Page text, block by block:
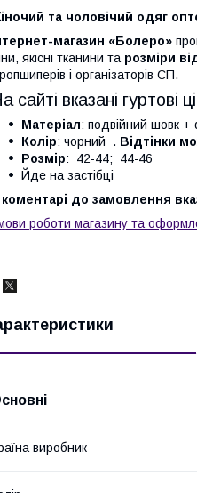
та чоловічий одяг
магазин «Болеро»
якісні тканини та розміри
і організаторів СП.
сайті вказані гуртові
Матеріал: подвійний шовк
Колір: чорний . Відтінки
Розмір: 42-44; 44-46
Йде на застібці
до замовлення
роботи магазину та
виробник